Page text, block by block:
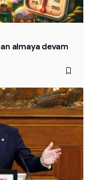
almaya devam